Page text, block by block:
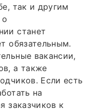
так и другим
станет
обязательным.
вакансии,
а также
Если есть
на
заказчиков к